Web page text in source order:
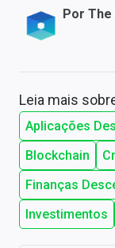
Por The
Leia mais
Aplicações
Blockchain
Finanças
Investimentos